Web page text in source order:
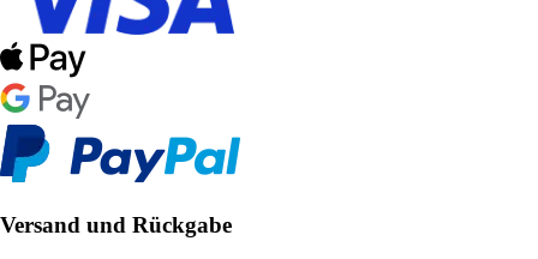
Versand und Rückgabe